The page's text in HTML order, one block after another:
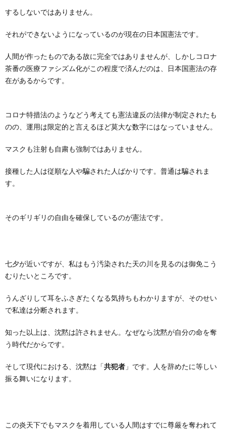
するしないではありません。
それができないようになっているのが現在の日本国憲法です。
人間が作ったものである故に完全ではありませんが、しかしコロナ
茶番の医療ファシズム化がこの程度で済んだのは、日本国憲法の存
在があるからです。
コロナ特措法のようなどう考えても憲法違反の法律が制定されたも
のの、運用は限定的と言えるほど莫大な数字にはなっていません。
マスクも注射も自粛も強制ではありません。
接種した人は従順な人や騙された人ばかりです。普通は騙されま
す。
そのギリギリの自由を確保しているのが憲法です。
七夕が近いですが、私はもう汚染された天の川を見るのは御免こう
むりたいところです。
うんざりして耳をふさぎたくなる気持ちもわかりますが、そのせい
で私達は分断されます。
知った以上は、沈黙は許されません。なぜなら沈黙が自分の命を奪
う時代だからです。
そして現代における、沈黙は「共犯者 」です。人を辞めたに等しい
振る舞いになります。
この炎天下でもマスクを着用している人間はすでに尊厳を奪われて